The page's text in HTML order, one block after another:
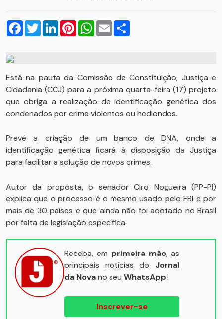
Facebook
TwitterLinkedInPinterestWhatsApp
Email
Está na pauta da Comissão de Constituição, Justiça e
Cidadania (CCJ) para a próxima quarta-feira (17) projeto
que obriga a realização de identificação genética dos
condenados por crime violentos ou hediondos.
Prevê a criação de um banco de DNA, onde a
identificação genética ficará à disposição da Justiça
para facilitar a solução de novos crimes.
Autor da proposta, o senador Ciro Nogueira (PP-PI)
explica que o processo é o mesmo usado pelo FBI e por
mais de 30 países e que ainda não foi adotado no Brasil
por falta de legislação específica.
Receba, em primeira mão, as
principais notícias do Jornal
da Novano seu WhatsApp!
Inscrever-se